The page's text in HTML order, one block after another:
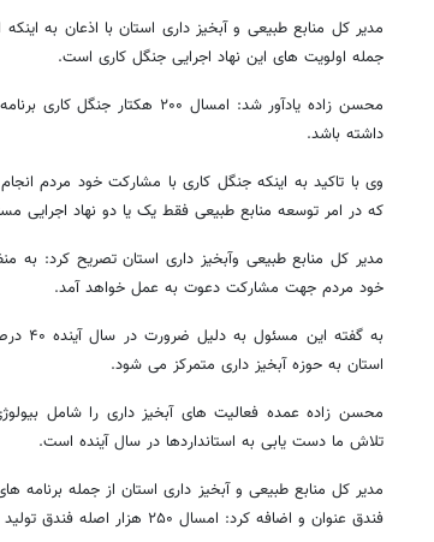
جمله اولویت های این نهاد اجرایی جنگل کاری است.
محسن زاده یادآور شد: امسال
داشته باشد.
وی با تاکید به اینکه جنگل کاری با مشارکت خود مردم
که در امر توسعه منابع طبیعی فقط یک یا دو نهاد اجرایی
مدیر کل منابع طبیعی و‌‌آبخیز داری استان تصریح کرد:
خود مردم جهت مشارکت دعوت به عمل خواهد آمد.
به
استان به حوزه آبخیز داری متمرکز می شود.
محسن زاده عمده فعالیت های آبخیز داری را شامل
تلاش ما دست یابی به استانداردها در سال آینده است.
مدیر کل منابع طبیعی و‌ آبخیز داری استان از جمله
فندق عنوان و اضافه کرد: امسال ۲۵۰ هزار اصله فندق تولید شده است.